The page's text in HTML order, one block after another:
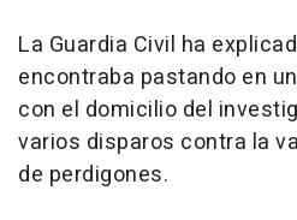
La Guardia Civil ha
encontraba pastando en
con el domicilio del
varios disparos contra la
de perdigones.